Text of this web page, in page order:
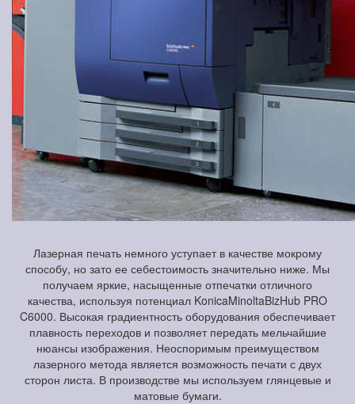
Лазерная печать немного уступает в качестве мокрому
способу, но зато ее себестоимость значительно ниже. Мы
получаем яркие, насыщенные отпечатки отличного
качества, используя потенциал KonicaMinoltaBizHub PRO
C6000. Высокая градиентность оборудования обеспечивает
плавность переходов и позволяет передать мельчайшие
нюансы изображения. Неоспоримым преимуществом
лазерного метода является возможность печати с двух
сторон листа. В производстве мы используем глянцевые и
матовые бумаги.